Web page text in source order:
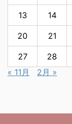
13 14
20 21
27 28
« 11月
2月 »